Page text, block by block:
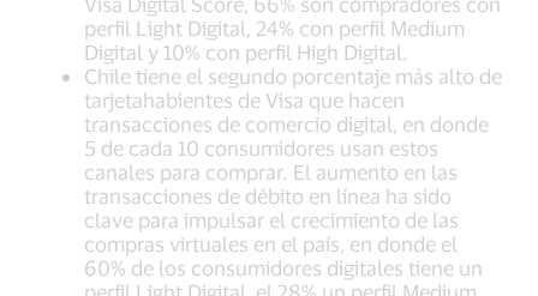
perfil Light Digital, 24% con perfil Medium
Digital y 10% con perfil High Digital.
Chile tiene el segundo porcentaje más alto de
tarjetahabientes de Visa que hacen
transacciones de comercio digital, en donde
5 de cada 10 consumidores usan estos
canales para comprar. El aumento en las
transacciones de débito en línea ha sido
clave para impulsar el crecimiento de las
compras virtuales en el país, en donde el
60% de los consumidores digitales tiene un
perfil Light Digital, el 28% un perfil Medium